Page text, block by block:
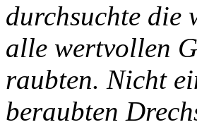
durchsuchte die
alle wertvollen
raubten. Nicht
beraubten